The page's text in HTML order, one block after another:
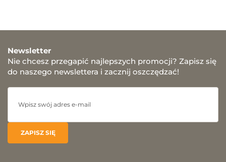
Newsletter
Nie chcesz przegapić najlepszych promocji? Zapisz się
do naszego newslettera i zacznij oszczędzać!